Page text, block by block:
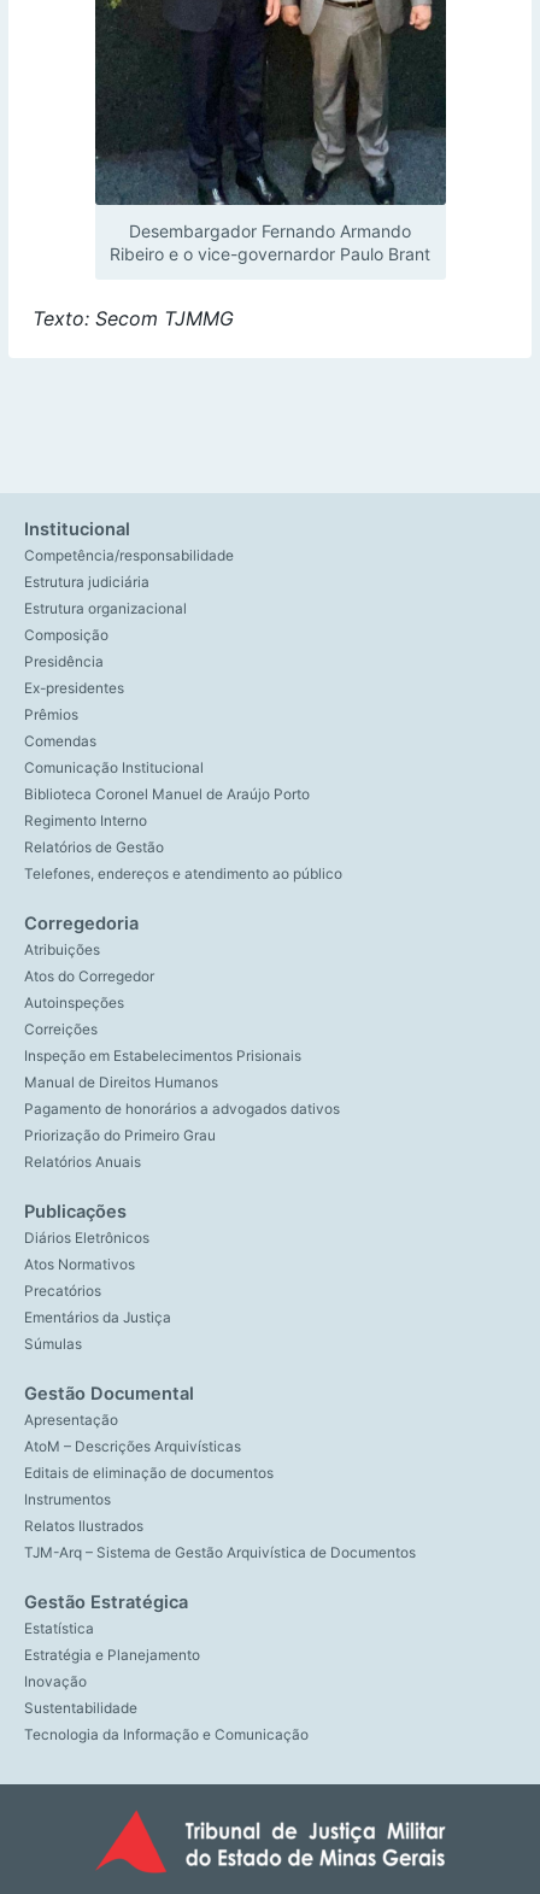
Desembargador Fernando Armando
Ribeiro e o vice-governardor Paulo Brant
Texto: Secom TJMMG
Institucional
Competência/responsabilidade
Estrutura judiciária
Estrutura organizacional
Composição
Presidência
Ex-presidentes
Prêmios
Comendas
Comunicação Institucional
Biblioteca Coronel Manuel de Araújo Porto
Regimento Interno
Relatórios de Gestão
Telefones, endereços e atendimento ao público
Corregedoria
Atribuições
Atos do Corregedor
Autoinspeções
Correições
Inspeção em Estabelecimentos Prisionais
Manual de Direitos Humanos
Pagamento de honorários a advogados dativos
Priorização do Primeiro Grau
Relatórios Anuais
Publicações
Diários Eletrônicos
Atos Normativos
Precatórios
Ementários da Justiça
Súmulas
Gestão Documental
Apresentação
AtoM – Descrições Arquivísticas
Editais de eliminação de documentos
Instrumentos
Relatos Ilustrados
TJM-Arq – Sistema de Gestão Arquivística de Documentos
Gestão Estratégica
Estatística
Estratégia e Planejamento
Inovação
Sustentabilidade
Tecnologia da Informação e Comunicação